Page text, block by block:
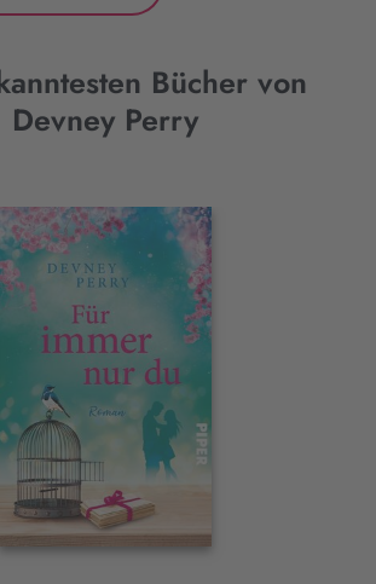
Bücher von
Devney Perry